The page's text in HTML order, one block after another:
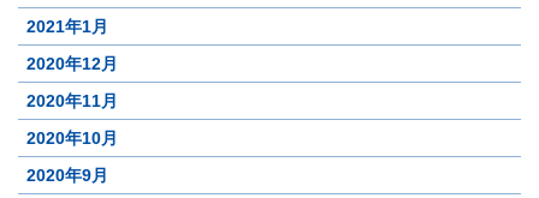
2021年1月
2020年12月
2020年11月
2020年10月
2020年9月